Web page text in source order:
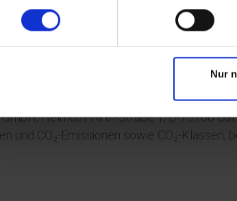
Nur
1999/94/EG in der jeweils gegenwärtig
CO₂-Emissionen neuer
neuer
GmbH, Helmuth-Hirth-Straße 1, D-73760
und CO₂-Emissionen sowie CO₂-